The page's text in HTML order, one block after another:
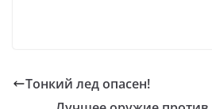
Тонкий лед опасен!